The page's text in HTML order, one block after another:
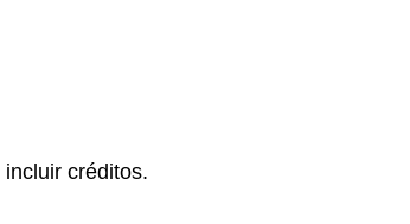
créditos.